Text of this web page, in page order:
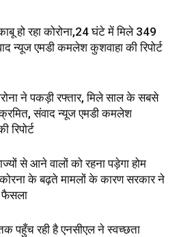
हो रहा कोरोना,24 घंटे में मिले 349
न्यूज एमडी कमलेश कुशवाहा की रिपोर्ट
ने पकड़ी रफ्तार, मिले साल के सबसे
संवाद न्यूज एमडी कमलेश
रिपोर्ट
से आने वालों को रहना पड़ेगा होम
के बढ़ते मामलों के कारण सरकार ने
फैसला
पहुँच रही है एनसीएल ने स्वच्छता